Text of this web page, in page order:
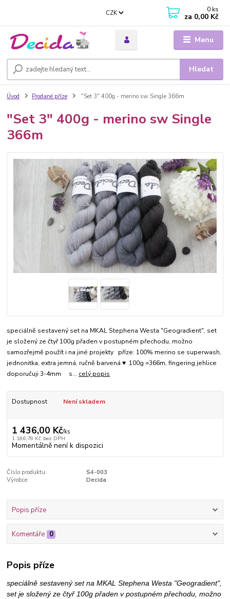
Menu
CZK
Hledat
0 ks
za 0,00 Kč
Úvod Prodané příze "Set 3" 400g - merino sw Single 366m
"Set 3" 400g - merino sw Single
366m
speciálně sestavený set na MKAL Stephena Westa "Geogradient", set
je složený ze čtyř 100g přaden v postupném přechodu, možno
samozřejmě použít i na jiné projekty příze: 100% merino se superwash,
jednonitka, extra jemná, ručně barvená ♥ 100g =366m, fingering jehlice
doporučuji 3-4mm s... celý popis
Dostupnost Není skladem
1 436,00 Kč/ks
1 186,78 Kč bez DPH
Momentálně není k dispozici
Číslo produktu:
S4-003
Výrobce:
Decida
Popis příze
Komentáře 0
Popis příze
speciálně sestavený set na MKAL Stephena Westa "Geogradient",
set je složený ze čtyř 100g přaden v postupném přechodu, možno